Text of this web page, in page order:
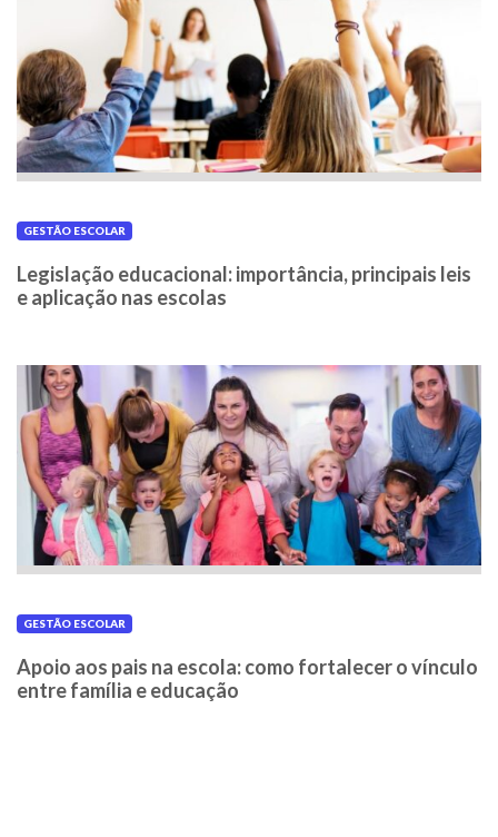
GESTÃO ESCOLAR
Legislação educacional: importância, principais leis
e aplicação nas escolas
GESTÃO ESCOLAR
Apoio aos pais na escola: como fortalecer o vínculo
entre família e educação